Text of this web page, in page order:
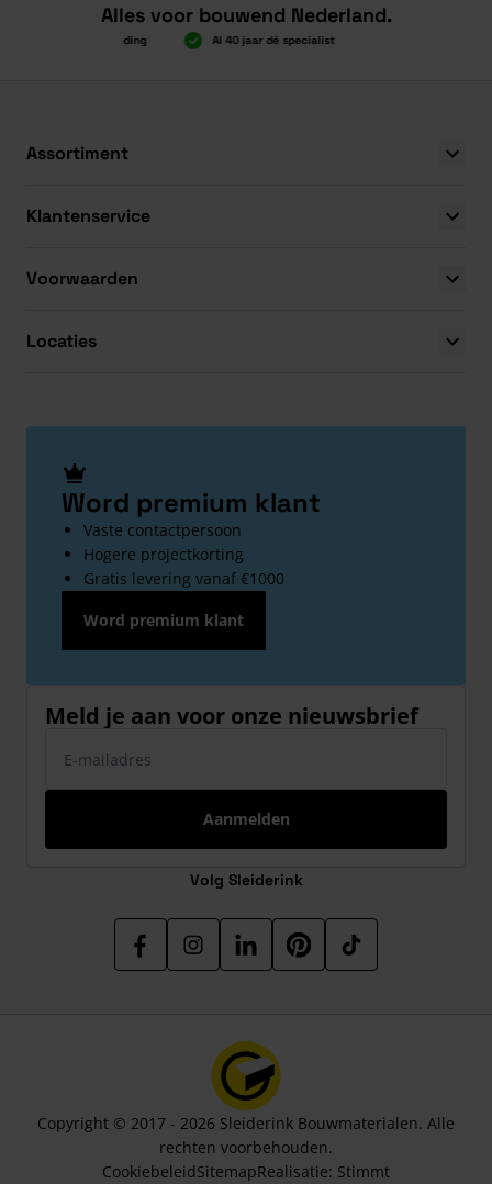
Alles voor bouwend Nederland.
2.000 gratis verzending Al 40 jaar dé specialist
Assortiment
Klantenservice
Voorwaarden
Locaties
Word premium klant
Vaste contactpersoon
Hogere projectkorting
Gratis levering vanaf €1000
Word premium klant
Meld je aan voor onze nieuwsbrief
Aanmelden
Volg Sleiderink
Copyright © 2017 - 2026 Sleiderink Bouwmaterialen. Alle
rechten voorbehouden.
CookiebeleidSitemapRealisatie: Stimmt